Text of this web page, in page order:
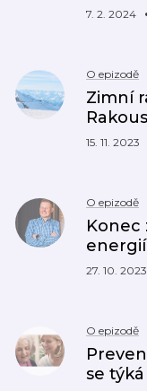
7. 2. 2024
O epizodě
Zimní
15. 11. 2023
O epizodě
Konec
27. 10. 2023
O epizodě
se